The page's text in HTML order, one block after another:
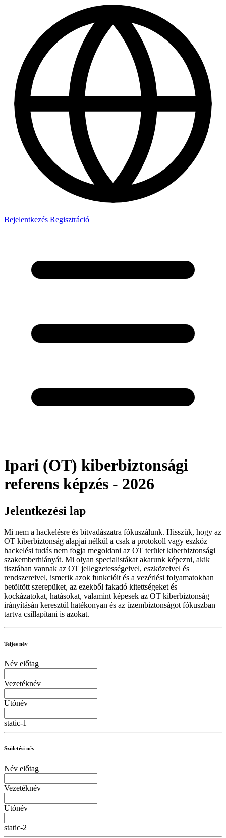
Bejelentkezés Regisztráció
Ipari (OT) kiberbiztonsági
referens képzés - 2026
Jelentkezési lap
Mi nem a hackelésre és bitvadászatra fókuszálunk. Hisszük, hogy az
OT kiberbiztonság alapjai nélkül a csak a protokoll vagy eszköz
hackelési tudás nem fogja megoldani az OT terület kiberbiztonsági
szakemberhiányát. Mi olyan specialistákat akarunk képezni, akik
tisztában vannak az OT jellegzetességeivel, eszközeivel és
rendszereivel, ismerik azok funkcióit és a vezérlési folyamatokban
betöltött szerepüket, az ezekből fakadó kitettségeket és
kockázatokat, hatásokat, valamint képesek az OT kiberbiztonság
irányításán keresztül hatékonyan és az üzembiztonságot fókuszban
tartva csillapítani is azokat.
Teljes név
Név előtag
Vezetéknév
Utónév
static-1
Születési név
Név előtag
Vezetéknév
Utónév
static-2